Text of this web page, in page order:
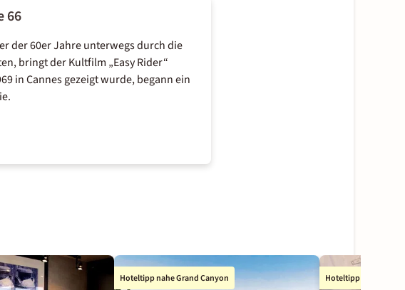
66
der 60er Jahre unterwegs durch die
bringt der Kultfilm „Easy Rider“
in Cannes gezeigt wurde, begann ein
Hoteltipp nahe Grand Canyon Hoteltipp in Kingman